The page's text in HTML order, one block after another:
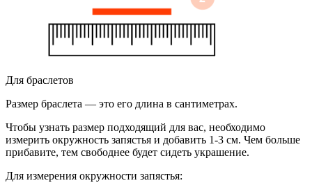
Для браслетов
Размер браслета — это его длина в сантиметрах.
Чтобы узнать размер подходящий для вас, необходимо
измерить окружность запястья и добавить 1-3 см. Чем больше
прибавите, тем свободнее будет сидеть украшение.
Для измерения окружности запястья: